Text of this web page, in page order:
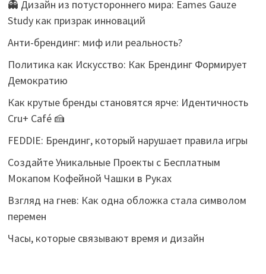
👻 Дизайн из потустороннего мира: Eames Gauze
Study как призрак инноваций
Анти-брендинг: миф или реальность?
Политика как Искусство: Как Брендинг Формирует
Демократию
Как крутые бренды становятся ярче: Идентичность
Cru+ Café 🍰
FEDDIE: Брендинг, который нарушает правила игры
Создайте Уникальные Проекты с Бесплатным
Мокапом Кофейной Чашки в Руках
Взгляд на гнев: Как одна обложка стала символом
перемен
Часы, которые связывают время и дизайн